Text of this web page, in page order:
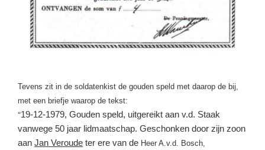
Tevens zit in de soldatenkist de gouden speld met daarop de bij,
met een briefje waarop de tekst:
“19-12-1979, Gouden speld, uitgereikt aan v.d. Staak
vanwege 50 jaar lidmaatschap. Geschonken door zijn zoon
aan Jan Veroude ter ere van de Heer A.v.d. Bosch,